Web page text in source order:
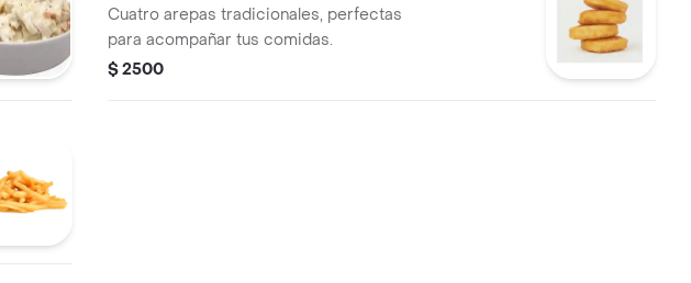
Cuatro arepas tradicionales, perfectas
para acompañar tus comidas.
$ 2500